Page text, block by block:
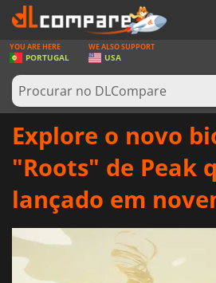
JOGOS
GAME CARDS
SOFTWARE
REWARDS
NOTÍCIAS
ENTRAR OU REGISTAR
YOU ARE HERE
PORTUGAL
WE ALSO SUPPORT
USA
Explore o novo
"Roots" de Peak
lançado em